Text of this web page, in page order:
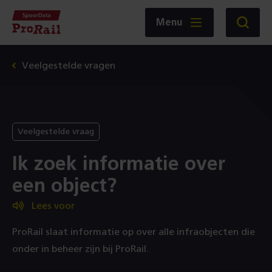
Navigatie
Homepage
ProRail
Menu Zoeken
Veelgestelde vragen
Ik zoek informatie over
een object?
Veelgestelde vraag
Lees voor
ProRail slaat informatie op over alle infraobjecten die
onder in beheer zijn bij ProRail.